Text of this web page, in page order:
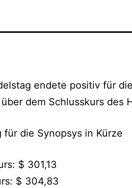
endete positiv für
dem Schlusskurs des
für die Synopsys in Kürze
$ 301,13
$ 304,83